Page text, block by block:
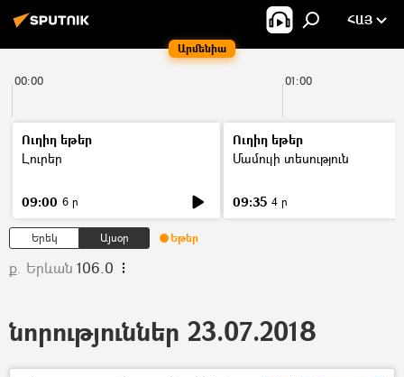
Արմենիա
ՀԱՅ
00:00 01:00
Ուղիղ եթեր
Լուրեր
09:00 6 ր
Ուղիղ եթեր
Մամուլի տեսություն
09:35 4 ր
Երեկ Այսօր Եթեր
ք. Երևան 106.0
նորություններ 23.07.2018